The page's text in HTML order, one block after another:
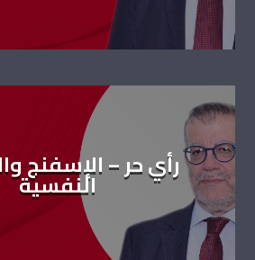
رأي حر – الإسفنج
النفسية